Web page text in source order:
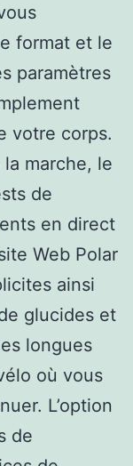
format et le
paramètres
votre corps.
marche, le
de
en direct
Web Polar
ainsi
glucides et
longues
où vous
L’option
de